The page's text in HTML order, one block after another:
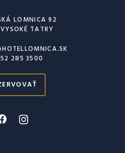
LOMNICA 92
TATRY
285 3500